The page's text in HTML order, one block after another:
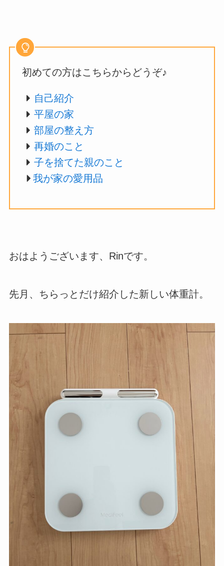
初めての方はこちらからどうぞ♪
自己紹介
平屋の家
部屋の整え方
再婚のこと
子を捨てた親のこと
我が家の愛用品
おはようございます、Rinです。
先月、ちらっとだけ紹介した新しい体重計。